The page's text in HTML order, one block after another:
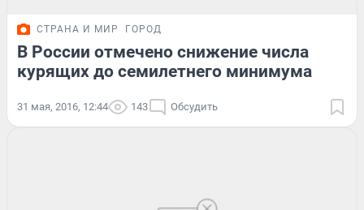
СТРАНА И МИР ГОРОД
В России отмечено снижение числа
курящих до семилетнего минимума
31 мая, 2016, 12:44 143 Обсудить